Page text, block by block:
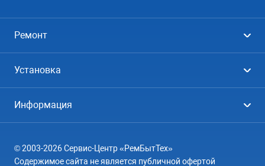
Ремонт
Посудомоечные машины
Кондиционеры
Установка
Кондиционеры
Информация
География
© 2003-2026 Сервис-Центр «РемБытТех»
Содержимое сайта не является публичной офертой